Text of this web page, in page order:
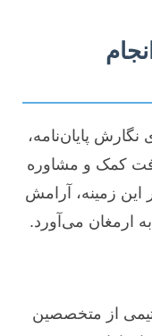
پایان‌نامه،
کمک و مشاوره
زمینه، آرامش
ارمغان می‌آورد.
از متخصصین